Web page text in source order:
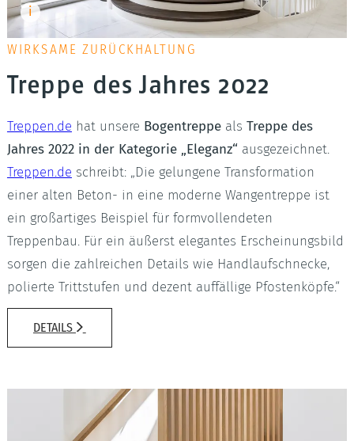
WIRKSAME ZURÜCKHALTUNG
Treppe des Jahres 2022
Treppen.de hat unsere Bogentreppeals Treppe des
Jahres 2022 in der Kategorie „Eleganz“ ausgezeichnet.
Treppen.de schreibt: „Die gelungene Transformation
einer alten Beton- in eine moderne Wangentreppe ist
ein großartiges Beispiel für formvollendeten
Treppenbau. Für ein äußerst elegantes Erscheinungsbild
sorgen die zahlreichen Details wie Handlaufschnecke,
polierte Trittstufen und dezent auffällige Pfostenköpfe.“
DETAILS